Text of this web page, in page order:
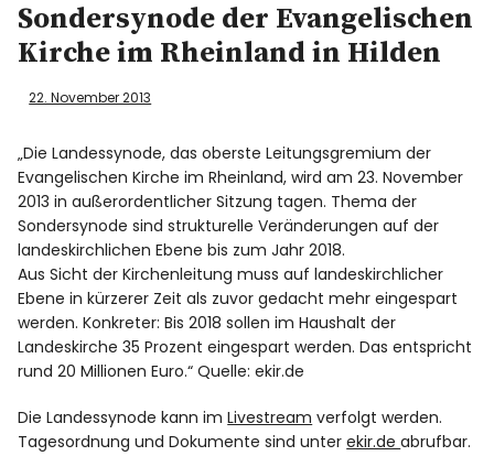
TwitterRSSInstagramFacebookpinterest
flickr500px
Spotify
Sondersynode der Evangelischen
Kirche im Rheinland in Hilden
22. November 2013
„Die Landessynode, das oberste Leitungsgremium der
Evangelischen Kirche im Rheinland, wird am 23. November
2013 in außerordentlicher Sitzung tagen. Thema der
Sondersynode sind strukturelle Veränderungen auf der
landeskirchlichen Ebene bis zum Jahr 2018.
Aus Sicht der Kirchenleitung muss auf landeskirchlicher
Ebene in kürzerer Zeit als zuvor gedacht mehr eingespart
werden. Konkreter: Bis 2018 sollen im Haushalt der
Landeskirche 35 Prozent eingespart werden. Das entspricht
rund 20 Millionen Euro.“ Quelle: ekir.de
Die Landessynode kann imLivestream verfolgt werden.
Tagesordnung und Dokumente sind unterekir.deabrufbar.